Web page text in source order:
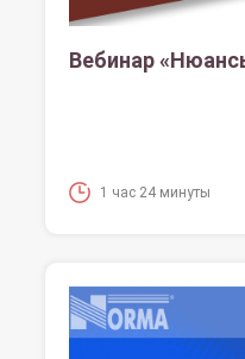
Вебинар
1 час 24 минуты